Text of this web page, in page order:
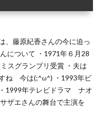
藤原紀香さんの今に迫っ
について ・1971年６月28
スグランプリ受賞 ・夫は
ね 今は(;^ω^) ・1993年ビ
1999年テレビドラマ ナオ
ザエさんの舞台で主演を